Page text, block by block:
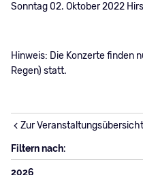
Sonntag 02. Oktober 2022
Hinweis: Die Konzerte finden
Regen) statt.
Zur Veranstaltungsübersicht
Filtern nach:
2026